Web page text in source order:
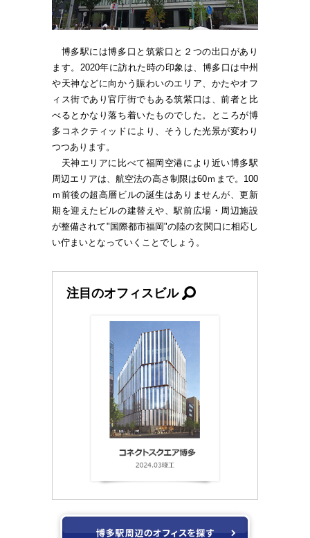
博多駅には博多口と筑紫口と２つの出口があり
ます。2020年に訪れた時の印象は、博多口は中州
や天神などに向かう賑わいのエリア、かたやオフ
ィス街であり官庁街でもある筑紫口は、前者と比
べるとかなり落ち着いたものでした。ところが博
多コネクティッドにより、そうした光景が変わり
つつあります。
天神エリアに比べて福岡空港により近い博多駅
周辺エリアは、航空法の高さ制限は60ｍまで。100
ｍ前後の超高層ビルの誕生はありませんが、更新
期を迎えたビルの建替えや、駅前広場・周辺施設
が整備されて"国際都市福岡"の陸の玄関口に相応し
い佇まいとなっていくことでしょう。
注目のオフィスビル